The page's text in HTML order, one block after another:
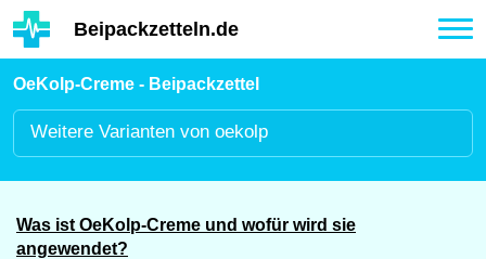
Hauptinhalt
Beipackzetteln.de
OeKolp-Creme - Beipackzettel
Weitere Varianten von oekolp
Was ist OeKolp-Creme und wofür wird sie
angewendet?